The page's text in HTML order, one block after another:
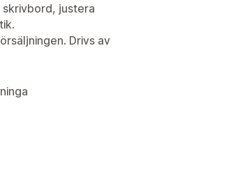
skrivbord, justera
Drivs av